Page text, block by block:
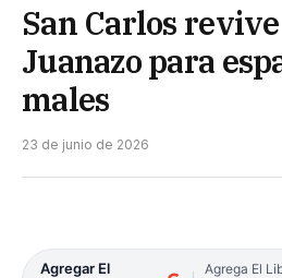
San Carlos
Juanazo para
males
23 de junio de 2026
Agregar El
Agrega El